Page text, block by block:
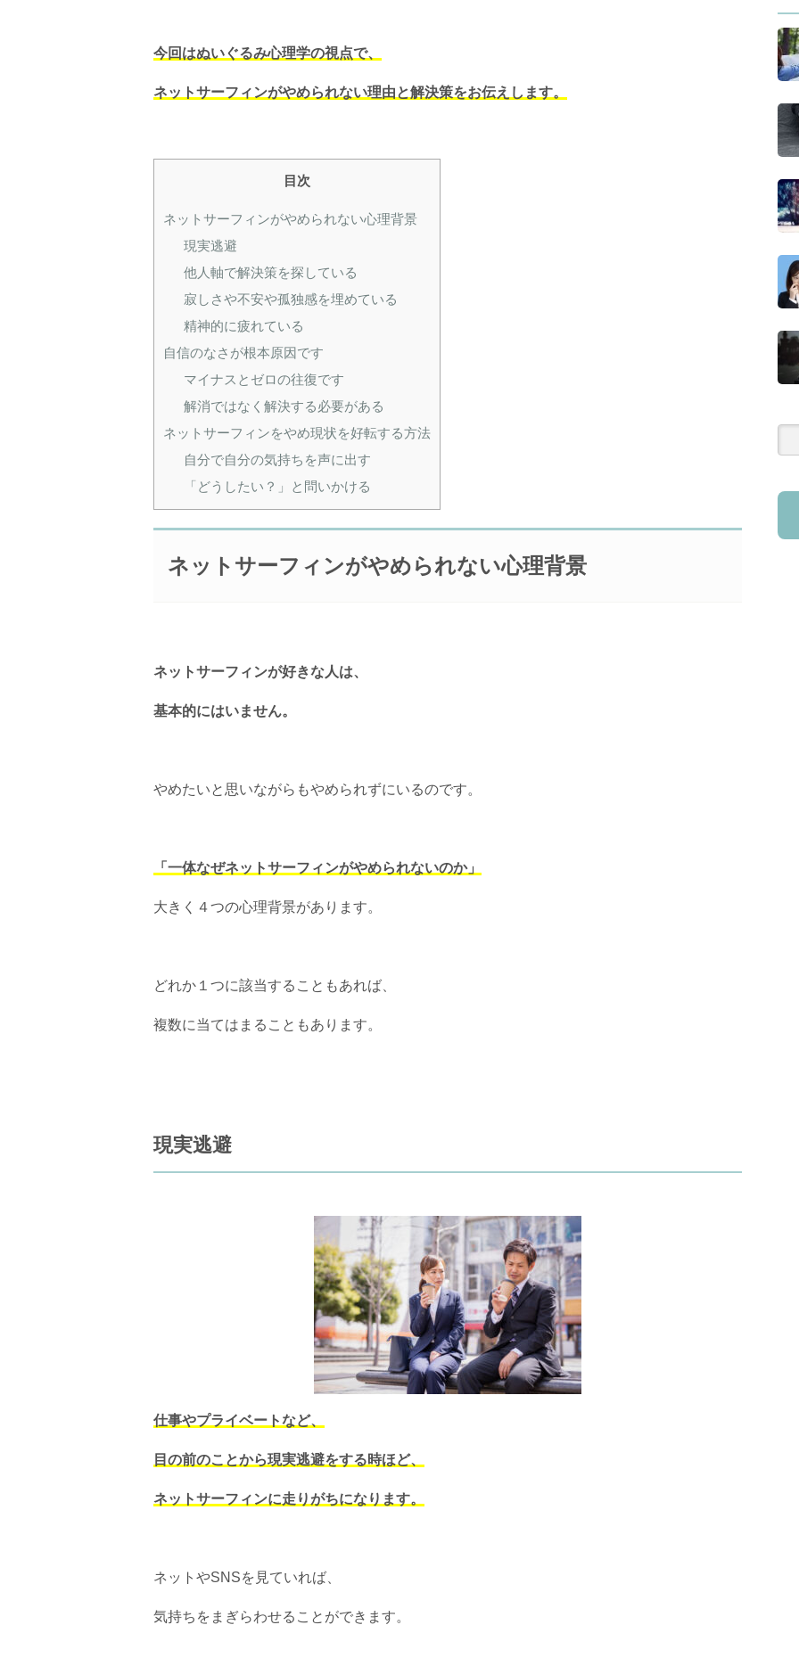
今回はぬいぐるみ心理学の視点で、
ネットサーフィンがやめられない理由と解決策をお伝えします。
目次
ネットサーフィンがやめられない心理背景
現実逃避
他人軸で解決策を探している
寂しさや不安や孤独感を埋めている
精神的に疲れている
自信のなさが根本原因です
マイナスとゼロの往復です
解消ではなく解決する必要がある
ネットサーフィンをやめ現状を好転する方法
自分で自分の気持ちを声に出す
「どうしたい？」と問いかける
ネットサーフィンがやめられない心理背景
ネットサーフィンが好きな人は、
基本的にはいません。
やめたいと思いながらもやめられずにいるのです。
「一体なぜネットサーフィンがやめられないのか」
大きく４つの心理背景があります。
どれか１つに該当することもあれば、
複数に当てはまることもあります。
現実逃避
仕事やプライベートなど、
目の前のことから現実逃避をする時ほど、
ネットサーフィンに走りがちになります。
ネットやSNSを見ていれば、
気持ちをまぎらわせることができます。